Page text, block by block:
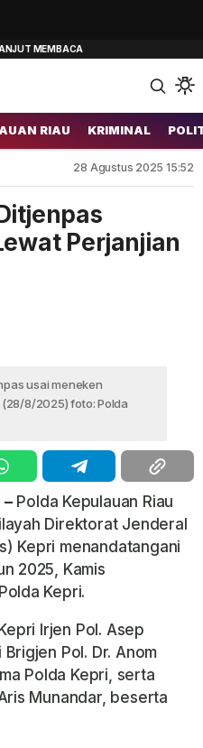
RIAU KRIMINAL
28 Agustus 2025 15:52
Perjanjian
usai meneken
8/2025) foto: Polda
–Polda Kepulauan Riau
Direktorat Jenderal
Kepri menandatangani
2025, Kamis
Kepri.
Irjen Pol. Asep
Pol. Dr. Anom
Polda Kepri, serta
Munandar, beserta